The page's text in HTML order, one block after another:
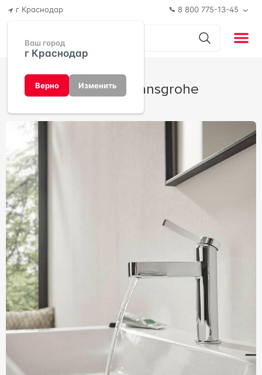
г Краснодар
Ваш город
г Краснодар
Верно Изменить
8 800 775-13-45
Finoris от Hansgrohe